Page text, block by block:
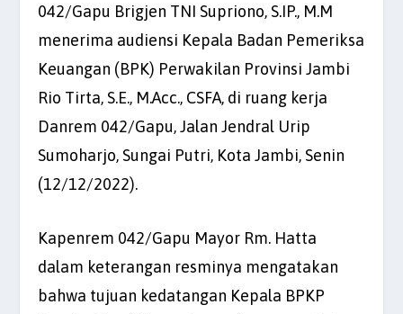
042/Gapu Brigjen TNI Supriono, S.IP., M.M
menerima audiensi Kepala Badan Pemeriksa
Keuangan (BPK) Perwakilan Provinsi Jambi
Rio Tirta, S.E., M.Acc., CSFA, di ruang kerja
Danrem 042/Gapu, Jalan Jendral Urip
Sumoharjo, Sungai Putri, Kota Jambi, Senin
(12/12/2022).
Kapenrem 042/Gapu Mayor Rm. Hatta
dalam keterangan resminya mengatakan
bahwa tujuan kedatangan Kepala BPKP